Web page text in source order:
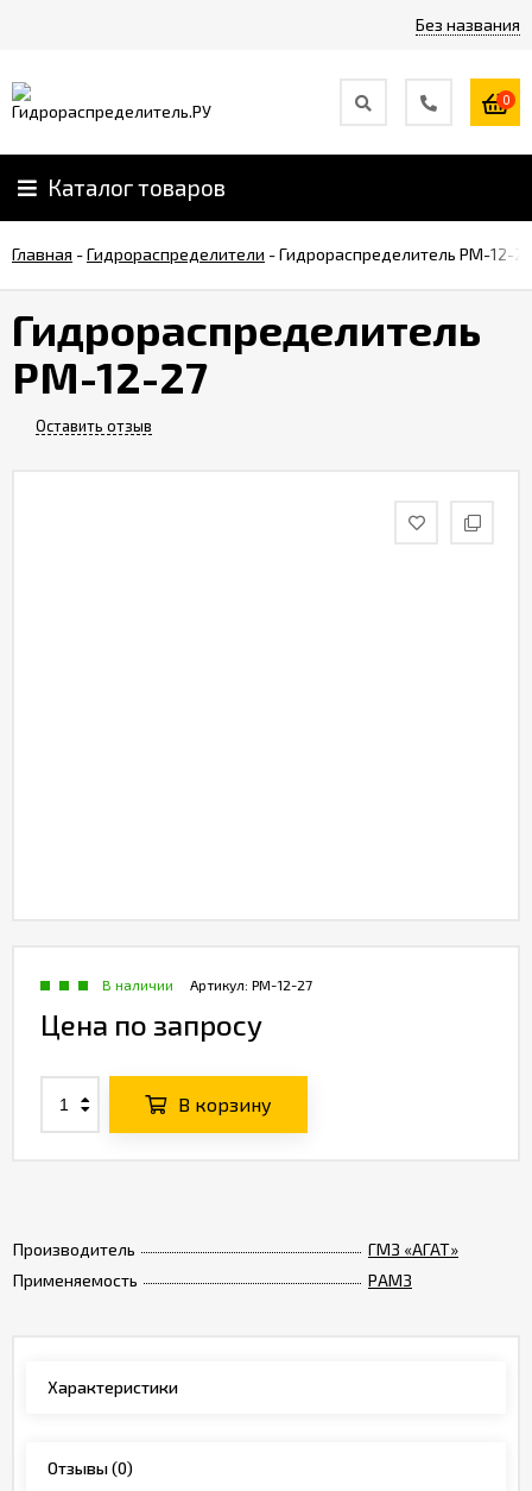
Без названия
0
Каталог товаров
Главная -Гидрораспределители -Гидрораспределитель РМ-12-27
Гидрораспределитель
РМ-12-27
Оставить отзыв
Производитель
ГМЗ «АГАТ»
Применяемость
РАМЗ
Артикул: РМ-12-27
В наличии
Цена по запросу
В корзину
Характеристики
Отзывы(0)